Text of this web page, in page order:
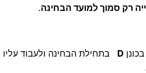
רק סמוך למועד הבחינה.
בכונן D בתחילת הבחינה ולעבוד